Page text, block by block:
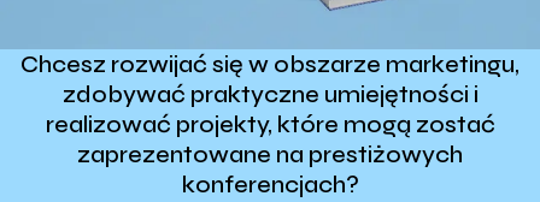
Chcesz rozwijać się w obszarze marketingu,
zdobywać praktyczne umiejętności i
realizować projekty, które mogą zostać
zaprezentowane na prestiżowych
konferencjach?